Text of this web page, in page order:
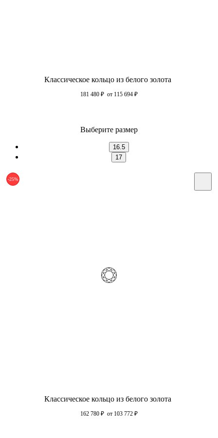
Классическое кольцо из белого золота
181 480 ₽ от 115 694 ₽
Выберите размер
16.5
17
-25%
Классическое кольцо из белого золота
162 780 ₽ от 103 772 ₽